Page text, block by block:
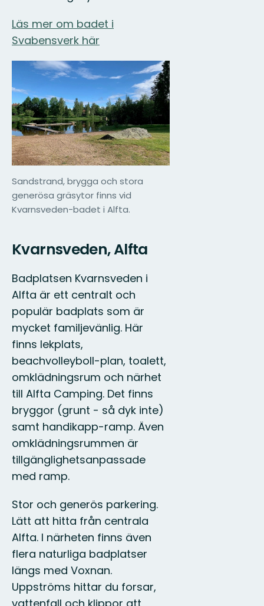
Läs mer om badet i
Svabensverk här
Sandstrand, brygga och stora
generösa gräsytor finns vid
Kvarnsveden-badet i Alfta.
Kvarnsveden, Alfta
Badplatsen Kvarnsveden i
Alfta är ett centralt och
populär badplats som är
mycket familjevänlig. Här
finns lekplats,
beachvolleyboll-plan, toalett,
omklädningsrum och närhet
till Alfta Camping. Det finns
bryggor (grunt - så dyk inte)
samt handikapp-ramp. Även
omklädningsrummen är
tillgänglighetsanpassade
med ramp.
Stor och generös parkering.
Lätt att hitta från centrala
Alfta. I närheten finns även
flera naturliga badplatser
längs med Voxnan.
Uppströms hittar du forsar,